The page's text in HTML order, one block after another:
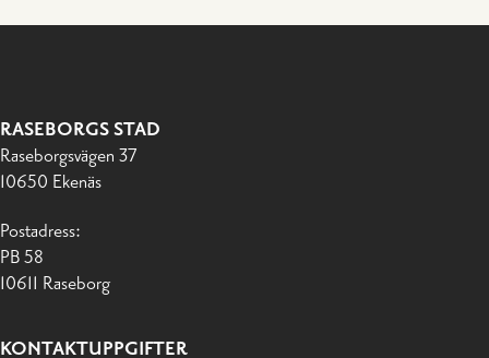
RASEBORGS STAD
Raseborgsvägen 37
10650 Ekenäs
Postadress:
PB 58
10611 Raseborg
KONTAKTUPPGIFTER